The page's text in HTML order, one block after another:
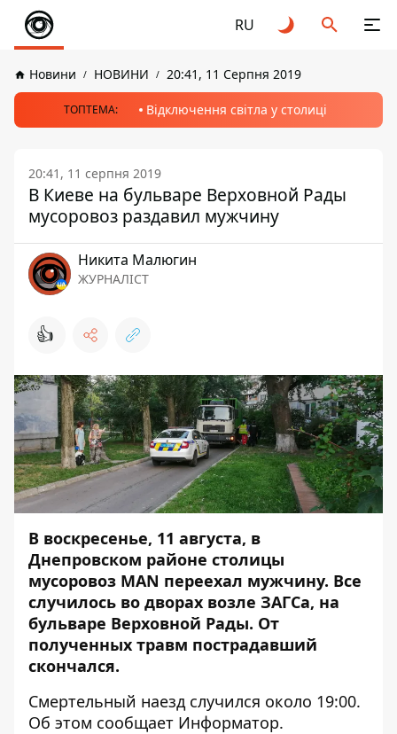
RU
Новини НОВИНИ 20:41, 11 Серпня 2019
ТОПТЕМА: Відключення світла у столиці
20:41, 11 серпня 2019
В Киеве на бульваре Верховной Рады
мусоровоз раздавил мужчину
Никита Малюгин
ЖУРНАЛІСТ
👍
В воскресенье, 11 августа, в
Днепровском районе столицы
мусоровоз MAN переехал мужчину. Все
случилось во дворах возле ЗАГСа, на
бульваре Верховной Рады. От
полученных травм пострадавший
скончался.
Смертельный наезд случился около 19:00.
Об этом сообщает Информатор.